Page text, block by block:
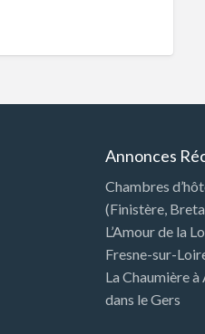
Annonces
Chambres
(Finistère,
L’Amour de la
Fresne-sur-
La Chaumière
dans le Gers